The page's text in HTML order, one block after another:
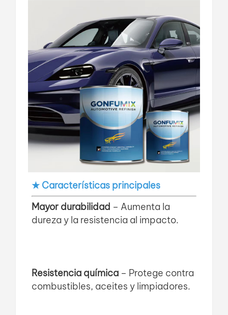
★ Características principales
Mayor durabilidad – Aumenta la
dureza y la resistencia al impacto.
Resistencia química– Protege contra
combustibles, aceites y limpiadores.